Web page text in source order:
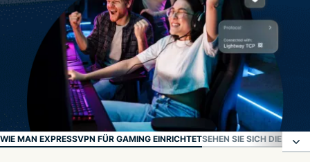
WIE MAN EXPRESSVPN FÜR GAMING EINRICHTETSEHEN SIE SICH DIE